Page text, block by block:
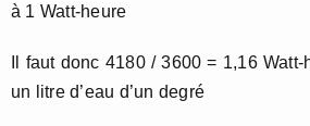
à 1 Watt-heure
Il faut donc 4180 / 3600 = 1,16
un litre d’eau d’un degré